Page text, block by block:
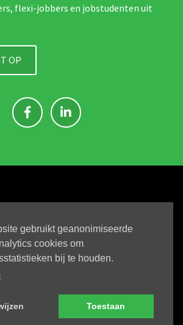
gebruikt geanonimiseerde
cookies om
bij te houden.
Toestaan
flexi-jobbers en jobstudenten uit
OP